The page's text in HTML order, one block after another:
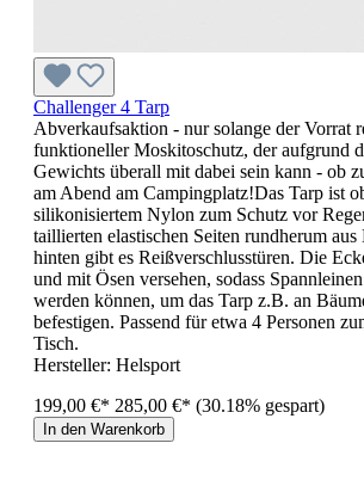
Challenger 4 Tarp
Abverkaufsaktion - nur solange der Vorrat
funktioneller Moskitoschutz, der aufgrund
Gewichts überall mit dabei sein kann - ob
am Abend am Campingplatz!Das Tarp ist
silikonisiertem Nylon zum Schutz vor
taillierten elastischen Seiten rundherum
hinten gibt es Reißverschlusstüren. Die
und mit Ösen versehen, sodass
werden können, um das Tarp z.B. an
befestigen. Passend für etwa 4 Personen
Tisch.
Hersteller: Helsport
199,00 €* 285,00 €* (30.18% gespart)
In den Warenkorb